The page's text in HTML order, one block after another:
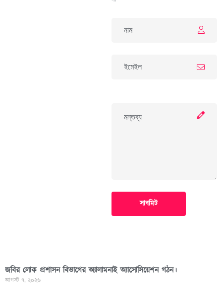
সাবমিট
জবির লোক প্রশাসন বিভাগের অ্যালামনাই অ্যাসোসিয়েশন গঠন।
আগস্ট ৭, ২০২৬